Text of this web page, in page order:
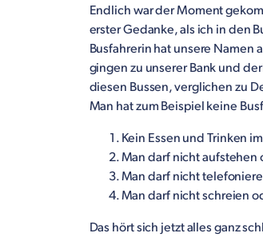
Endlich war der Moment
erster Gedanke, als ich in den
Busfahrerin hat unsere Namen
gingen zu unserer Bank und
diesen Bussen, verglichen zu
Man hat zum Beispiel keine
Kein Essen und Trinken
Man darf nicht aufstehen
Man darf nicht
Man darf nicht schreien
Das hört sich jetzt alles ganz